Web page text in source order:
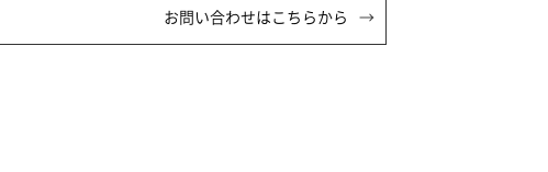
お問い合わせはこちらから